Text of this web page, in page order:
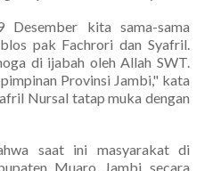
kita sama-sama
pak Fachrori dan Syafril.
di ijabah oleh Allah SWT.
Provinsi Jambi," kata
Nursal tatap muka dengan
saat ini masyarakat di
Muaro Jambi secara